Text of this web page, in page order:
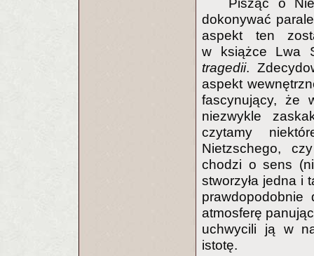
dokonywać
aspekt ten
w książce Lwa
tragedii.
aspekt
fascynujący, że
niezwykle
czytamy
Nietzschego,
chodzi o sens
stworzyła jedna i
atmosferę
uchwycili ją w
istotę.